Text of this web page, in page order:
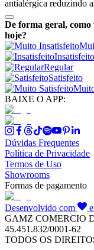
antialérgica reduzindo
De forma geral, como
hoje?
Insatisfeito
Regular
Satisfeito
BAIXE O APP:
Dúvidas Frequentes
Política de Privacidade
Termos de Uso
Showrooms
Formas de pagamento
Desenvolvido com e
GAMZ COMERCIO
45.451.832/0001-62
TODOS OS